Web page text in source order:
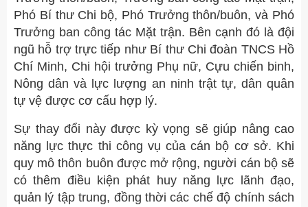
Phó Bí thư Chi bộ, Phó Trưởng thôn/buôn, và Phó
Trưởng ban công tác Mặt trận. Bên cạnh đó là đội
ngũ hỗ trợ trực tiếp như Bí thư Chi đoàn TNCS Hồ
Chí Minh, Chi hội trưởng Phụ nữ, Cựu chiến binh,
Nông dân và lực lượng an ninh trật tự, dân quân
tự vệ được cơ cấu hợp lý.
Sự thay đổi này được kỳ vọng sẽ giúp nâng cao
năng lực thực thi công vụ của cán bộ cơ sở. Khi
quy mô thôn buôn được mở rộng, người cán bộ sẽ
có thêm điều kiện phát huy năng lực lãnh đạo,
quản lý tập trung, đồng thời các chế độ chính sách